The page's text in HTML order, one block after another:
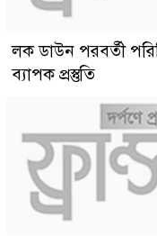
লক ডাউন পরবর্তী
ব্যাপক প্রস্তুতি